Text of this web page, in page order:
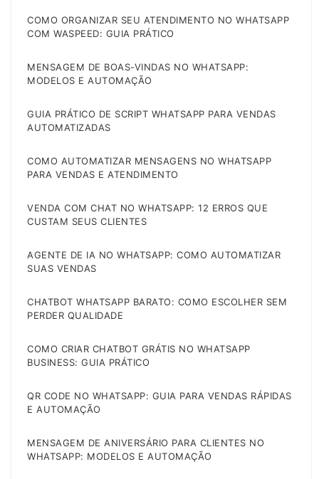
COMO ORGANIZAR SEU ATENDIMENTO NO WHATSAPP
COM WASPEED: GUIA PRÁTICO
MENSAGEM DE BOAS-VINDAS NO WHATSAPP:
MODELOS E AUTOMAÇÃO
GUIA PRÁTICO DE SCRIPT WHATSAPP PARA VENDAS
AUTOMATIZADAS
COMO AUTOMATIZAR MENSAGENS NO WHATSAPP
PARA VENDAS E ATENDIMENTO
VENDA COM CHAT NO WHATSAPP: 12 ERROS QUE
CUSTAM SEUS CLIENTES
AGENTE DE IA NO WHATSAPP: COMO AUTOMATIZAR
SUAS VENDAS
CHATBOT WHATSAPP BARATO: COMO ESCOLHER SEM
PERDER QUALIDADE
COMO CRIAR CHATBOT GRÁTIS NO WHATSAPP
BUSINESS: GUIA PRÁTICO
QR CODE NO WHATSAPP: GUIA PARA VENDAS RÁPIDAS
E AUTOMAÇÃO
MENSAGEM DE ANIVERSÁRIO PARA CLIENTES NO
WHATSAPP: MODELOS E AUTOMAÇÃO